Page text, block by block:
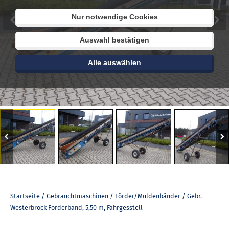
Startseite / Gebrauchtmaschinen / Förder/Muldenbänder / Gebr.
Westerbrock Förderband, 5,50 m, Fahrgesstell
Nur notwendige Cookies
Auswahl bestätigen
Alle auswählen